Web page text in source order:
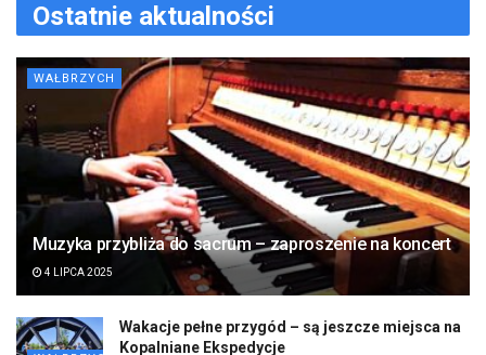
Ostatnie aktualności
WAŁBRZYCH
Muzyka przybliża do sacrum – zaproszenie na koncert
4 LIPCA 2025
Wakacje pełne przygód – są jeszcze miejsca na
Kopalniane Ekspedycje